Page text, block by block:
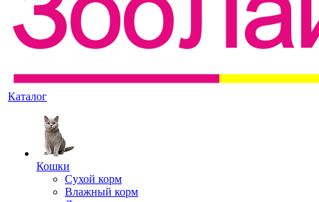
Каталог
Кошки
Сухой корм
Влажный корм